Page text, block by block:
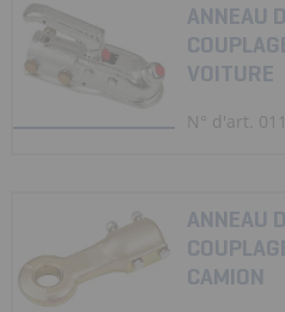
ANNEAU
VOITURE
N° d'art.
ANNEAU
CAMION